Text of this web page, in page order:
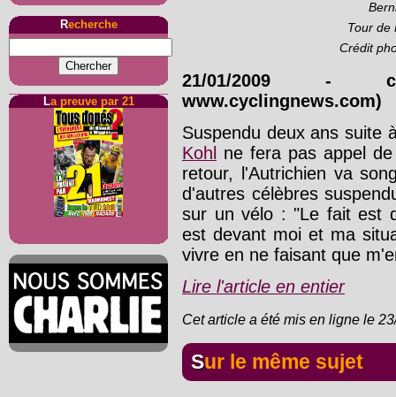
Recherche
La preuve par 21
Tour de
Crédit
21/01/2009 -
www.cyclingnews.com)
Suspendu deux ans suite
Kohl
ne fera pas appel
retour, l'Autrichien va
d'autres célèbres
sur un vélo : "Le fait est
est devant moi et ma
vivre en ne faisant que
Lire l'article en entier
Cet article a été mis en ligne le
Sur le même sujet